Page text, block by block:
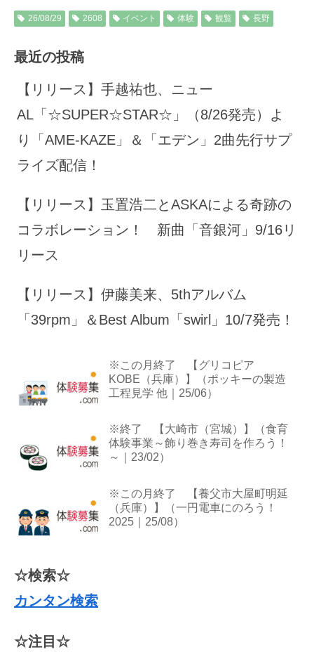
26/08/29 2608 イベント 体験 観覧 長野
最近の投稿
【リリース】手越祐也、ニュー
AL「☆SUPER☆STAR☆」（8/26発売）よ
り「AME-KAZE」＆「エデン」2曲先行サプ
ライズ配信！
【リリース】玉置浩二とASKAによる奇跡の
コラボレーション！ 新曲「音銀河」9/16リ
リース
【リリース】伊藤美来、5thアルバム
「39rpm」＆Best Album「swirl」10/7発売！
※この月終了 【グリコピア
KOBE（兵庫）】（ポッキーの製造
工程見学 他｜25/06）
※終了 【大崎市（宮城）】（食育
体験事業～飾り巻き寿司を作ろう！
～｜23/02）
※この月終了 【養父市大屋町明延
（兵庫）】（一円電車にのろう！
2025｜25/08）
☆検索☆
カンタン検索
☆注目☆